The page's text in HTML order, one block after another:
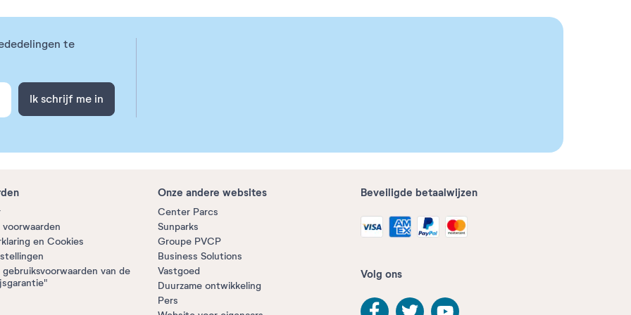
te
Ik schrijf me in
en Cookies
van de
Onze andere websites
Center Parcs
Sunparks
Groupe PVCP
Business Solutions
Vastgoed
Duurzame ontwikkeling
Pers
Beveiligde betaalwijzen
Volg ons